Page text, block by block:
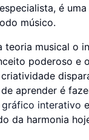
é
músico.
teoria musical o
poderoso e
aprender é
interativo
da harmonia